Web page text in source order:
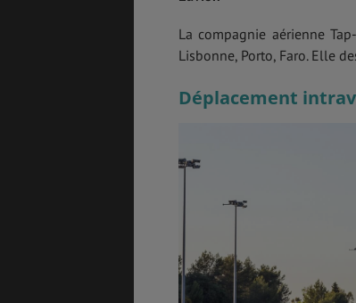
La compagnie aérienne
Lisbonne, Porto, Faro. Elle
Déplacement